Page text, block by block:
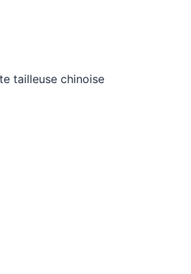
tailleuse chinoise